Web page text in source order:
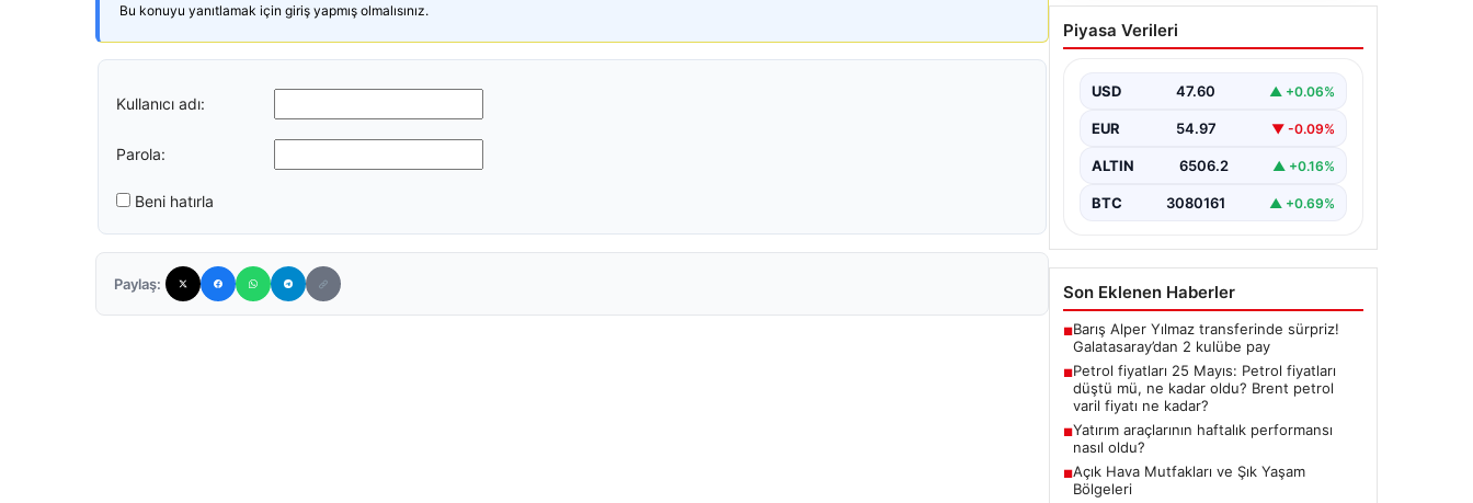
Bu konuyu yanıtlamak için giriş yapmış olmalısınız.
Kullanıcı adı:
Parola:
Beni hatırla
Paylaş:
Petrol fiyatları 25 Mayıs:
Petrol fiyatları düştü mü,
petrol varil fiyatı ne
kadar?
Piyasa Verileri
USD 47.60 ▲ +0.06%
EUR 54.97 ▼ -0.09%
ALTIN 6506.2 ▲ +0.16%
BTC 3080161 ▲ +0.69%
Son Eklenen Haberler
■Barış Alper Yılmaz transferinde sürpriz!
Galatasaray’dan 2 kulübe pay
■Petrol fiyatları 25 Mayıs: Petrol fiyatları
düştü mü, ne kadar oldu? Brent petrol
varil fiyatı ne kadar?
■Yatırım araçlarının haftalık performansı
nasıl oldu?
■Açık Hava Mutfakları ve Şık Yaşam
Bölgeleri